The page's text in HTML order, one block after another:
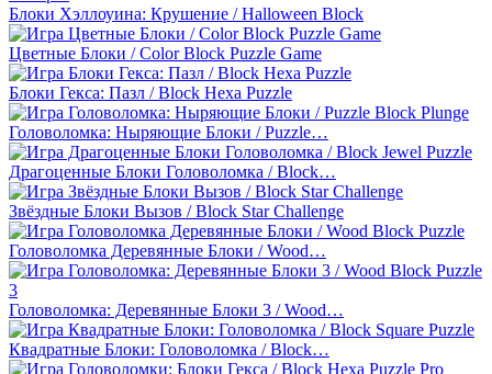
Блоки Хэллоуина: Крушение / Halloween Block
Цветные Блоки / Color Block Puzzle Game
Блоки Гекса: Пазл / Block Hexa Puzzle
Головоломка: Ныряющие Блоки / Puzzle…
Драгоценные Блоки Головоломка / Block…
Звёздные Блоки Вызов / Block Star Challenge
Головоломка Деревянные Блоки / Wood…
Головоломка: Деревянные Блоки 3 / Wood…
Квадратные Блоки: Головоломка / Block…